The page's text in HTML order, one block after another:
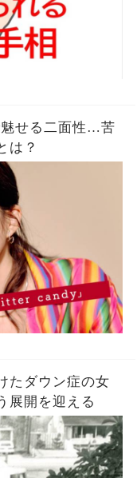
せる二面性…苦
は？
たダウン症の女
展開を迎える